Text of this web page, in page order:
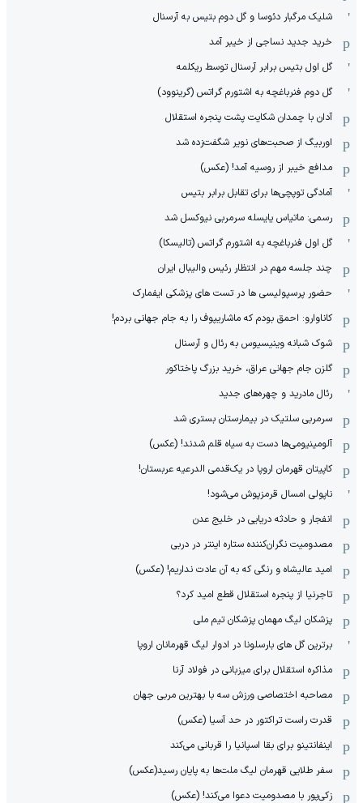
شلیک مرگبار دئوسا و گل دوم بتیس به آرسنال
خرید جدید نساجی از خیبر آمد
گل اول بتیس برابر آرسنال توسط ریکلمه
گل دوم فنرباغچه به اشتورم گراتس (گرینوود)
آدان با چمدان شکایت پشت پنجره استقلال
اوربیگ از صحبت‌های نویر شگفت‌زده شد
مدافع خیبر از روسیه آمد! (عکس)
آمادگی توپچی‌ها برای تقابل برابر بتیس
رسمی: ماتیاس یایسله سرمربی نیوکسل شد
گل اول فنرباغچه به اشتورم گراتس (تالیسکا)
چند جلسه مهم در انتظار رئیس والیبال ایران
حضور پرسپولیسی ها در تست های پزشکی ایفمارک
کاناوارو: احمق بودم که ماشاریپوف را به جام جهانی بردم!
شوک شبانه وینیسیوس به رئال و آرسنال
گلزن جام جهانی عراق، خرید بزرگ پاختاکور
رئال مادرید و چهره‌های جدید
سرمربی سلتیک در بیمارستان بستری شد
آلومینیومی‌ها دست به سیاه قلم شدند! (عکس)
کاپیتان قهرمان اروپا در یک‌قدمی الدرعیه عربستان!
ناپولی امسال قرمزپوش می‌شود!
انفجار و حادثه دریایی در خلیج عدن
مصدومیت نگران‌کننده ستاره اینتر در دربی
امید عالیشاه و رنگی که به آن عادت نداریم! (عکس)
تاجرنیا از پنجره استقلال قطع امید کرد؟
پزشکان لیگ مهمان پزشکان تیم ملی
برترین گل های بارسلونا در ادوار لیگ قهرمانان اروپا
مذاکره استقلال برای میزبانی در فولاد آرنا
مصاحبه اختصاصی ورزش سه با بهترین مربی جهان
قدرت راست تراکتور در حد آسیا (عکس)
اینفانتینو برای بقا اسپانیا را قربانی می‌کند
سفر طلایی قهرمان لیگ ملت‌ها به پایان رسید(عکس)
زکی‌پور با مصدومیت دعوا می‌کند! (عکس)